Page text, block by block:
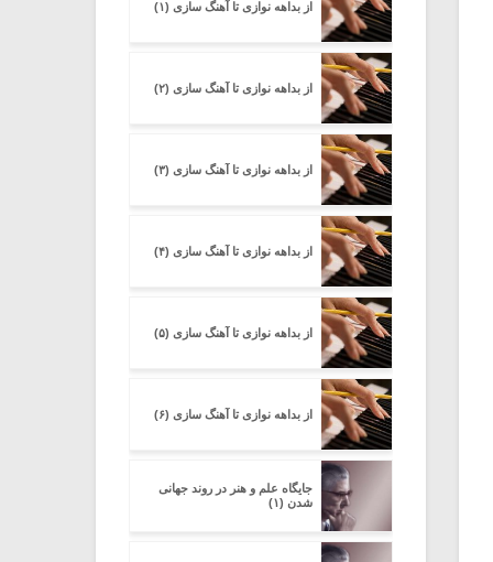
از بداهه نوازی تا آهنگ سازی (۱)
از بداهه نوازی تا آهنگ سازی (۲)
از بداهه نوازی تا آهنگ سازی (۳)
از بداهه نوازی تا آهنگ سازی (۴)
از بداهه نوازی تا آهنگ سازی (۵)
از بداهه نوازی تا آهنگ سازی (۶)
جایگاه علم و هنر در روند جهانی
شدن (۱)